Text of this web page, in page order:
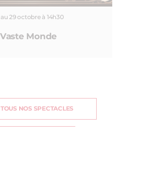
au 29 octobre à 14h30
Vaste Monde
NOS SPECTACLES